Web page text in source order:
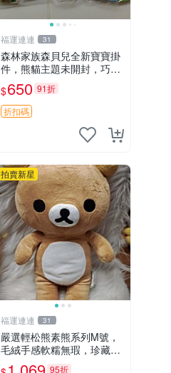
福運連連 31
森林家族森貝兒全新寶寶掛
件，熊貓主題未開封，巧克
力兔牛奶兔郁金香兔貓吉娃
娃嚴選，適合收藏 熊貓 森
林 寶寶
$650 91折
折扣碼
拍賣新星
福運連連 31
嚴選輕松熊素熊系列M號，
毛絨手感軟糯無瑕，珍藏級
做工推薦收藏，尺寸35cm
95折